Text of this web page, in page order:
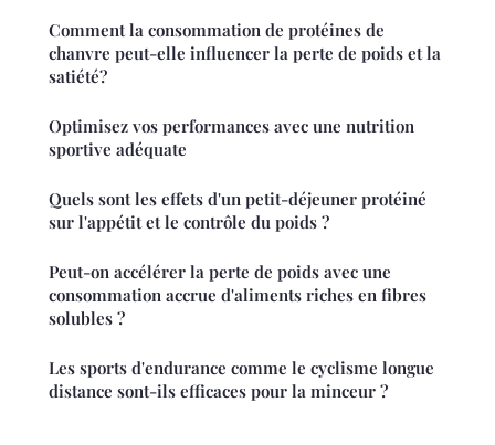
Comment la consommation de protéines de
chanvre peut-elle influencer la perte de poids et la
satiété?
Optimisez vos performances avec une nutrition
sportive adéquate
Quels sont les effets d'un petit-déjeuner protéiné
sur l'appétit et le contrôle du poids ?
Peut-on accélérer la perte de poids avec une
consommation accrue d'aliments riches en fibres
solubles ?
Les sports d'endurance comme le cyclisme longue
distance sont-ils efficaces pour la minceur ?